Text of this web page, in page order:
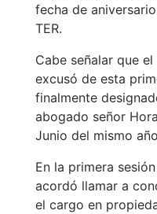
fecha de
TER.
Cabe señalar que
excusó de esta
finalmente
abogado señor
Junio del mismo
En la primera
acordó llamar a
el cargo en